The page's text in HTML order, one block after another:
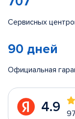
Сервисных
90 дней
Официальная
4.9